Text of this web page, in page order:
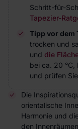
Schritt-für-
Tapezier-
Tipp vor dem
trocken und
und die
bei ca. 20
und prüfen
Die
orientalische
Harmonie und
den